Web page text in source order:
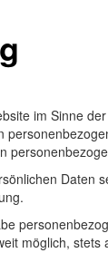
im Sinne
möglich,